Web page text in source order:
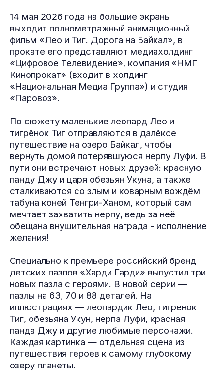
14 мая 2026 года на большие экраны
выходит полнометражный анимационный
фильм «Лео и Тиг. Дорога на Байкал», в
прокате его представляют медиахолдинг
«Цифровое Телевидение», компания «НМГ
Кинопрокат» (входит в холдинг
«Национальная Медиа Группа») и студия
«Паровоз».
По сюжету маленькие леопард Лео и
тигрёнок Тиг отправляются в далёкое
путешествие на озеро Байкал, чтобы
вернуть домой потерявшуюся нерпу Луфи. В
пути они встречают новых друзей: красную
панду Джу и царя обезьян Укуна, а также
сталкиваются со злым и коварным вождём
табуна коней Тенгри-Ханом, который сам
мечтает захватить нерпу, ведь за неё
обещана внушительная награда - исполнение
желания!
Специально к премьере российский бренд
детских пазлов «Харди Гарди» выпустил три
новых пазла с героями. В новой серии —
пазлы на 63, 70 и 88 деталей. На
иллюстрациях — леопардик Лео, тигренок
Тиг, обезьяна Укун, нерпа Луфи, красная
панда Джу и другие любимые персонажи.
Каждая картинка — отдельная сцена из
путешествия героев к самому глубокому
озеру планеты.